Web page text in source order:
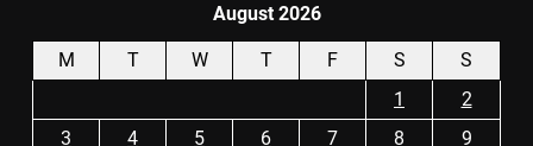
August 2026
M T W T F S
S
1
2
3
4 5 6 7 8
9